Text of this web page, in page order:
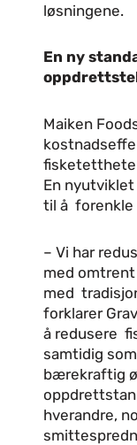
løsningene.
En ny
Maiken
En
til å forenkle
– Vi har
med
med
forklarer
å redusere
samtidig
bærekraftig
hverandre,